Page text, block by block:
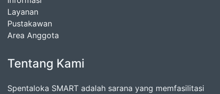
Layanan
Pustakawan
Area Anggota
Tentang Kami
Spentaloka SMART adalah sarana yang memfasilitasi